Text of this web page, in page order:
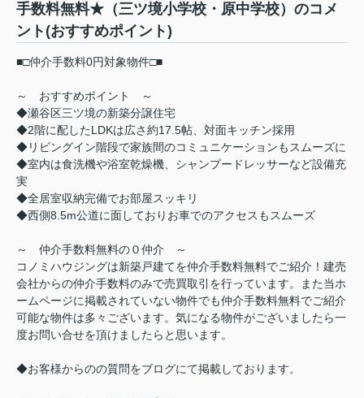
手数料無料★（三ツ境小学校・原中学校）のコメ
ント(おすすめポイント)
■□仲介手数料0円対象物件□■
～ おすすめポイント ～
◆瀬谷区三ツ境の新築分譲住宅
◆2階に配したLDKは広さ約17.5帖、対面キッチン採用
◆リビングイン階段で家族間のコミュニケーションもスムーズに
◆室内は食洗機や浴室乾燥機、シャンプードレッサーなど設備充
実
◆全居室収納完備でお部屋スッキリ
◆西側8.5m公道に面しておりお車でのアクセスもスムーズ
～ 仲介手数料無料の０仲介 ～
コノミハウジングは新築戸建てを仲介手数料無料でご紹介！建売
会社からの仲介手数料のみで売買取引を行っています。また当ホ
ームページに掲載されていない物件でも仲介手数料無料でご紹介
可能な物件は多々ございます。気になる物件がございましたら一
度お問い合せを頂けましたらと思います。
◆お客様からのの質問をブログにて掲載しております。